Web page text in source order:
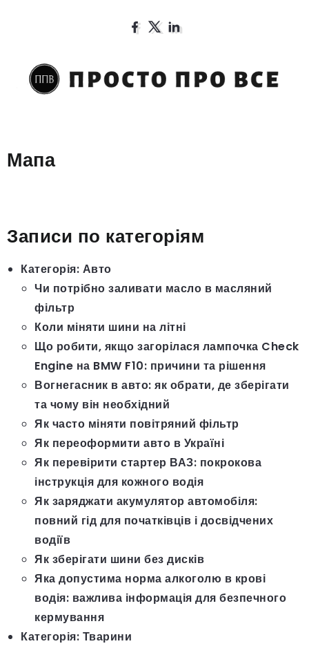
Мапа
Записи по категоріям
Категорія: Авто
Чи потрібно заливати масло в масляний
фільтр
Коли міняти шини на літні
Що робити, якщо загорілася лампочка Check
Engine на BMW F10: причини та рішення
Вогнегасник в авто: як обрати, де зберігати
та чому він необхідний
Як часто міняти повітряний фільтр
Як переоформити авто в Україні
Як перевірити стартер ВАЗ: покрокова
інструкція для кожного водія
Як заряджати акумулятор автомобіля:
повний гід для початківців і досвідчених
водіїв
Як зберігати шини без дисків
Яка допустима норма алкоголю в крові
водія: важлива інформація для безпечного
кермування
Категорія: Тварини